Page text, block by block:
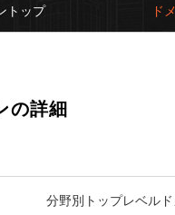
トップ ド
の詳細
分野別トップレベル